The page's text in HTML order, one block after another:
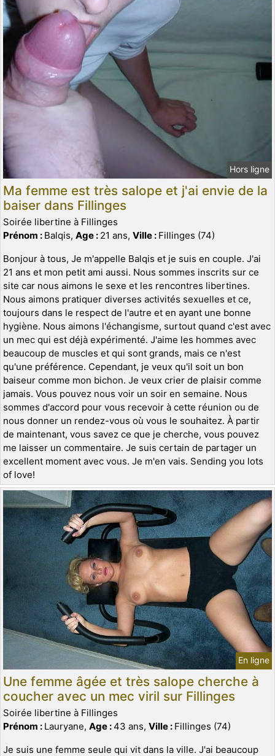
Hors ligne
Ma femme est très salope et j'ai envie de la
baiser dans Fillinges
Soirée libertine à Fillinges
Prénom : Balqis, Age : 21 ans, Ville : Fillinges (74)
Bonjour à tous, Je m'appelle Balqis et je suis en couple. J'ai
21 ans et mon petit ami aussi. Nous sommes inscrits sur ce
site car nous aimons le sexe et les rencontres libertines.
Nous aimons pratiquer diverses activités sexuelles et ce,
toujours dans le respect de l'autre et en ayant une bonne
hygiène. Nous aimons l'échangisme, surtout quand c'est avec
un mec qui est déjà expérimenté. J'aime les hommes avec
beaucoup de muscles et qui sont grands, mais ce n'est
qu'une préférence. Cependant, je veux qu'il soit un bon
baiseur comme mon bichon. Je veux crier de plaisir comme
jamais. Vous pouvez nous voir un soir en semaine. Nous
sommes d'accord pour vous recevoir à cette réunion ou de
nous donner un rendez-vous où vous le souhaitez. À partir
de maintenant, vous savez ce que je cherche, vous pouvez
me laisser un commentaire. Je suis certain de partager un
excellent moment avec vous. Je m'en vais. Sending you lots
of love!
En ligne
Une femme âgée et très salope cherche à
coucher avec un mec viril sur Fillinges
Soirée libertine à Fillinges
Prénom : Lauryane, Age :43 ans, Ville : Fillinges (74)
Je suis une femme seule qui vit dans la ville. J'ai beaucoup